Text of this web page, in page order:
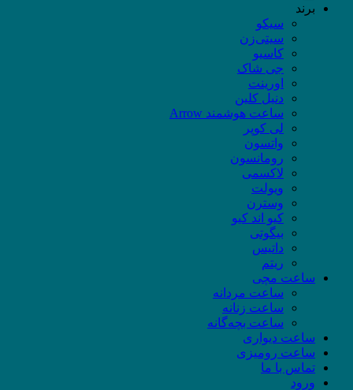
برند
سیکو
سیتی‌زن
کاسیو
جی شاک
اورینت
دنیل کلین
ساعت هوشمند Arrow
لی کوپر
واتسون
رومانسون
لاکسمی
ویولت
وسترن
کیو اند کیو
بیگوتی
داتیس
ریتم
ساعت مچی
ساعت مردانه
ساعت زنانه
ساعت بچه‌گانه
ساعت دیواری
ساعت رومیزی
تماس با ما
ورود